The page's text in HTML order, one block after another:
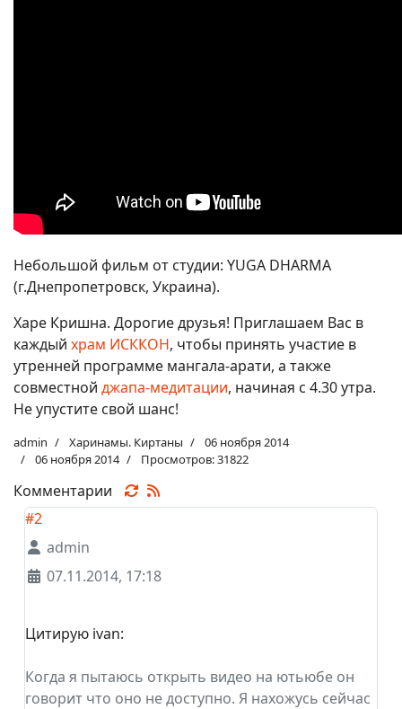
Небольшой фильм от студии: YUGA DHARMA
(г.Днепропетровск, Украина).
Харе Кришна. Дорогие друзья! Приглашаем Вас в
каждый храм ИСККОН, чтобы принять участие в
утренней программе мангала-арати, а также
совместной джапа-медитации, начиная с 4.30 утра.
Не упустите свой шанс!
admin Харинамы. Киртаны
06 ноября 2014
06 ноября 2014
Просмотров: 31822
Комментарии
#2
admin
07.11.2014, 17:18
Цитирую ivan:
Когда я пытаюсь открыть видео на ютьюбе он
говорит что оно не доступно. Я нахожусь сейчас